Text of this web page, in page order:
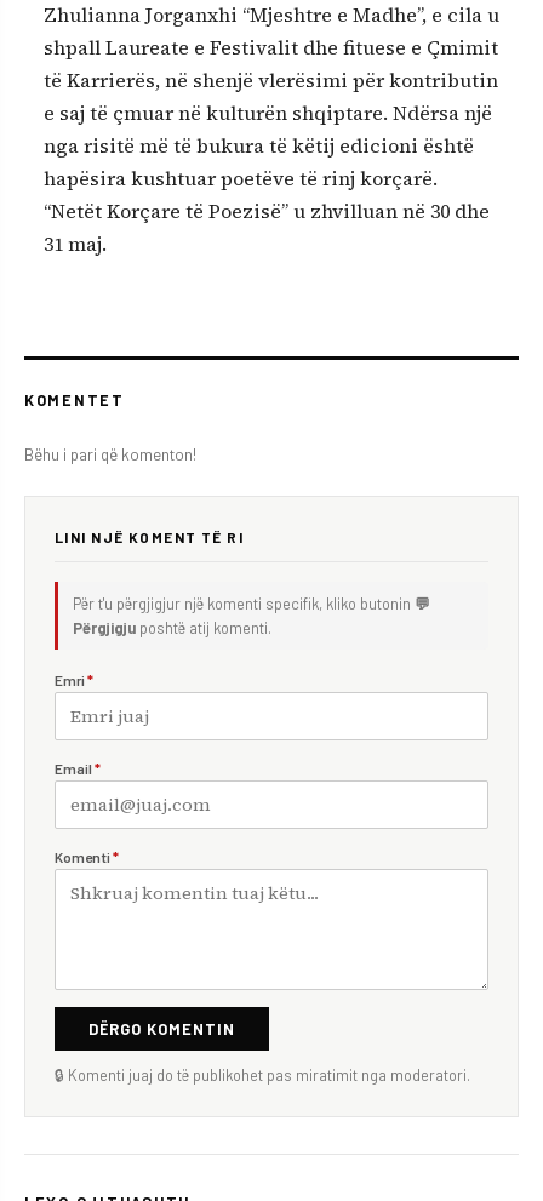
Zhulianna Jorganxhi “Mjeshtre e Madhe”, e cila u
shpall Laureate e Festivalit dhe fituese e Çmimit
të Karrierës, në shenjë vlerësimi për kontributin
e saj të çmuar në kulturën shqiptare. Ndërsa një
nga risitë më të bukura të këtij edicioni është
hapësira kushtuar poetëve të rinj korçarë.
“Netët Korçare të Poezisë” u zhvilluan në 30 dhe
31 maj.
KOMENTET
Bëhu i pari që komenton!
LINI NJË KOMENT TË RI
Për t'u përgjigjur një komenti specifik, kliko butonin 💬
Përgjigju poshtë atij komenti.
Emri *
Email *
Komenti *
DËRGO KOMENTIN
🔒 Komenti juaj do të publikohet pas miratimit nga moderatori.